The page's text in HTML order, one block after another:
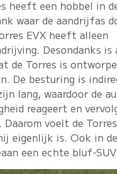
heeft een hobbel in
waar de aandrijfas
EVX heeft alleen
Desondanks
de Torres is
De besturing is
lang, waardoor de
reageert en
voelt de
eigenlijk is. Ook in
een echte bluf-